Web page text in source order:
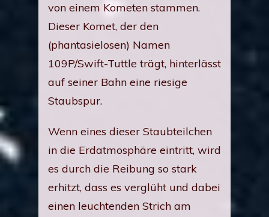
von einem Kometen stammen.
Dieser Komet, der den
(phantasielosen) Namen
109P/Swift-Tuttle trägt, hinterlässt
auf seiner Bahn eine riesige
Staubspur.
Wenn eines dieser Staubteilchen
in die Erdatmosphäre eintritt, wird
es durch die Reibung so stark
erhitzt, dass es verglüht und dabei
einen leuchtenden Strich am